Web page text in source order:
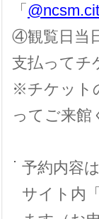
「
④観覧日当
支払ってチ
※チケット
ってご来館
予約内容
サイト内